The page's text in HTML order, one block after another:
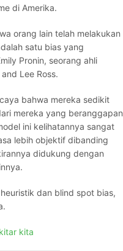
di Amerika.
orang lain telah melakukan
satu bias yang
Pronin, seorang ahli
Lee Ross.
bahwa mereka sedikit
mereka yang beranggapan
ini kelihatannya sangat
lebih objektif dibanding
didukung dengan
dan blind spot bias,
kita